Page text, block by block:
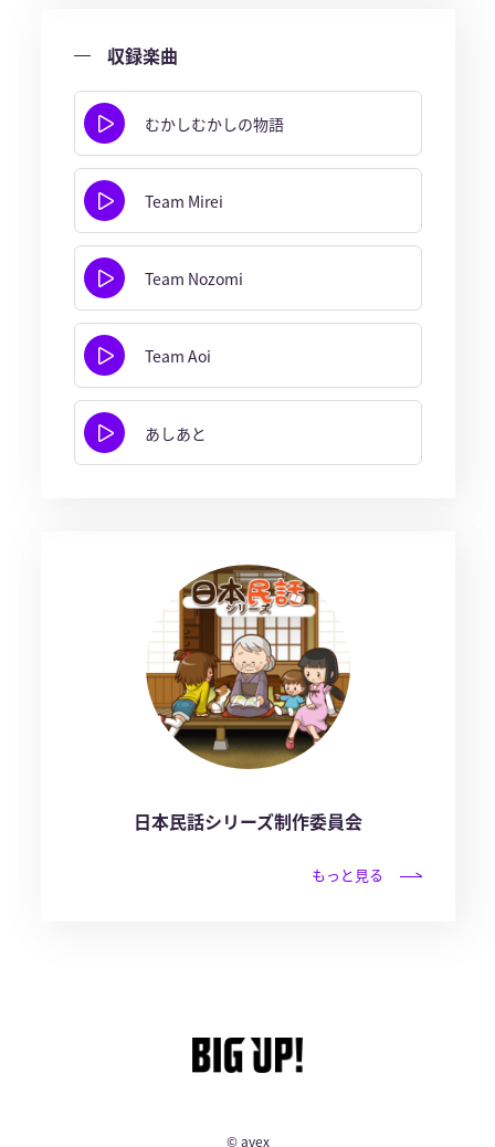
収録楽曲
むかしむかしの物語
Team Mirei
Team Nozomi
Team Aoi
あしあと
日本民話シリーズ制作委員会
もっと見る
© avex